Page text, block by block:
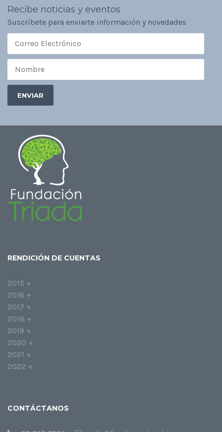
Recibe noticias y eventos
Suscríbete para enviarte información y novedades
RENDICIÓN DE CUENTAS
2015 +
2016 +
2017 +
2018 +
2019 +
2020 +
2021 +
2022 +
CONTÁCTANOS